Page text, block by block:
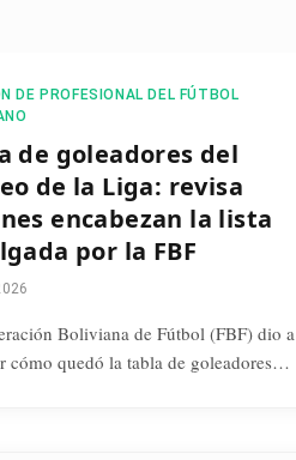
DE PROFESIONAL DEL FÚTBOL
de goleadores del
de la Liga: revisa
encabezan la lista
por la FBF
Boliviana de Fútbol (FBF) dio a
cómo quedó la tabla de goleadores…